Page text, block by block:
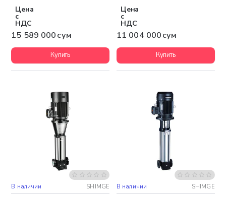
Цена
с
НДС
15 589 000 сум
Купить
Цена
с
НДС
11 004 000 сум
Купить
Бесплатная доставка
В наличии SHIMGE Бесплатная доставка
В наличии SHIMGE